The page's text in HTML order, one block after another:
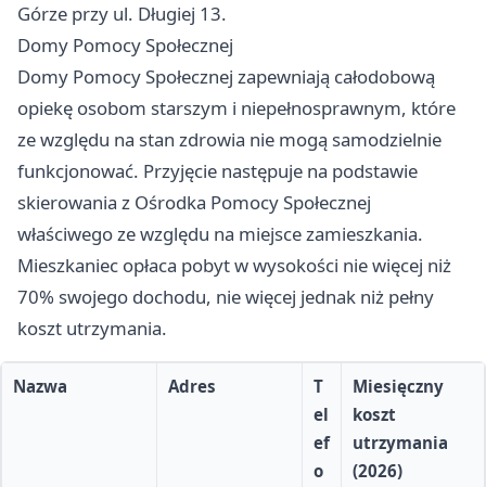
Górze przy ul. Długiej 13.
Domy Pomocy Społecznej
Domy Pomocy Społecznej zapewniają całodobową
opiekę osobom starszym i niepełnosprawnym, które
ze względu na stan zdrowia nie mogą samodzielnie
funkcjonować. Przyjęcie następuje na podstawie
skierowania z Ośrodka Pomocy Społecznej
właściwego ze względu na miejsce zamieszkania.
Mieszkaniec opłaca pobyt w wysokości nie więcej niż
70% swojego dochodu, nie więcej jednak niż pełny
koszt utrzymania.
Nazwa Adres
T
el
ef
o
Miesięczny
koszt
utrzymania
(2026)